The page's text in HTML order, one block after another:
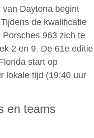
Daytona begint
de kwalificatie
963 zich te
2 en 9. De 61e editie
start op
lokale tijd (19:40 uur
en teams